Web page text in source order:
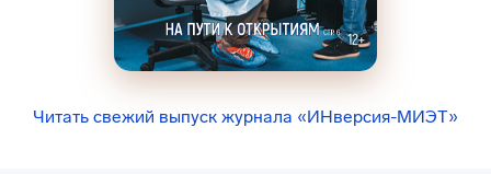
Читать свежий выпуск журнала «ИНверсия-МИЭТ»